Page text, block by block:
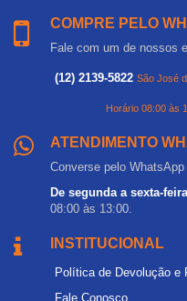
COMPRE PELO
Fale com um de nossos
(12) 2139-5822 São José
Horário 08:00 às
ATENDIMENTO
Converse pelo
De segunda a sexta-feira
08:00 às 13:00.
INSTITUCIONAL
Política de Devolução e
Fale Conosco